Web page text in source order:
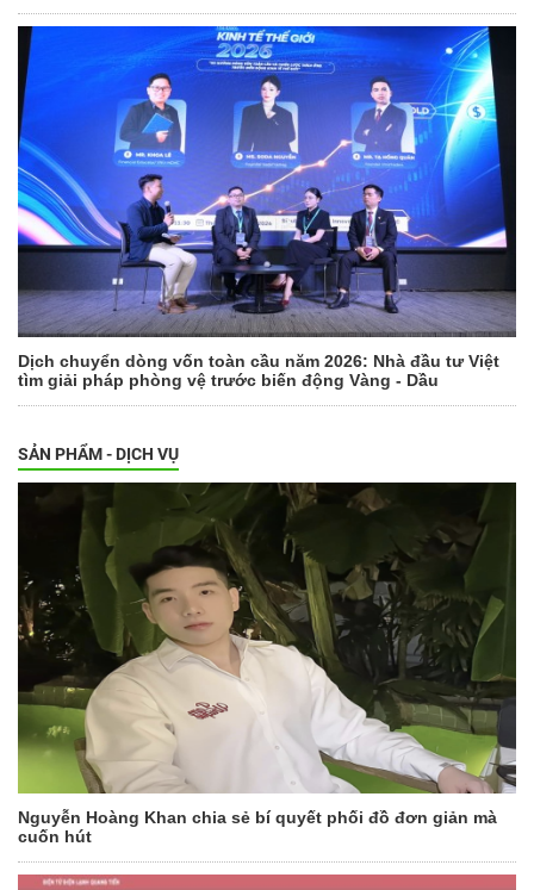
Dịch chuyển dòng vốn toàn cầu năm 2026: Nhà đầu tư Việt
tìm giải pháp phòng vệ trước biến động Vàng - Dầu
SẢN PHẨM - DỊCH VỤ
Nguyễn Hoàng Khan chia sẻ bí quyết phối đồ đơn giản mà
cuốn hút